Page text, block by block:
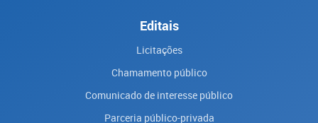
Editais
Licitações
Chamamento público
Comunicado de interesse público
Parceria público-privada